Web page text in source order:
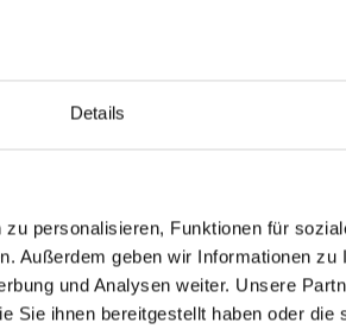
Details
personalisieren, Funktionen für
Außerdem geben wir Informationen zu
und Analysen weiter. Unsere
Sie ihnen bereitgestellt haben oder die
Indlæser...